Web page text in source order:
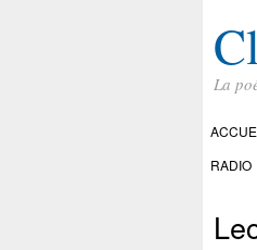
La
RADIO